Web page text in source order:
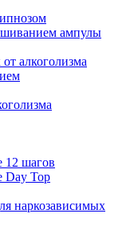
ампулы
алкоголизма
12 шагов
Day Top
наркозависимых